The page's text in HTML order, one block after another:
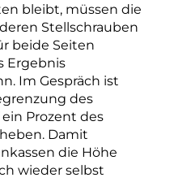
bleibt, müssen die
Stellschrauben
beide Seiten
Ergebnis
Im Gespräch ist
des
Prozent des
Damit
die Höhe
wieder selbst